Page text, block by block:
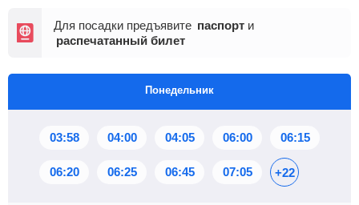
Для посадки предъявите паспорт и
распечатанный билет
Понедельник
03:58 04:00 04:05 06:00 06:15
06:20 06:25 06:45 07:05 +22